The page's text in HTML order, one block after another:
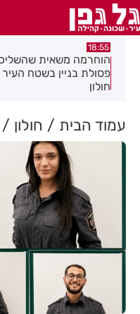
18:48
תושב בת ים נעצר עם 2
רימוני רסס ברכבו
עמוד הבית חולון